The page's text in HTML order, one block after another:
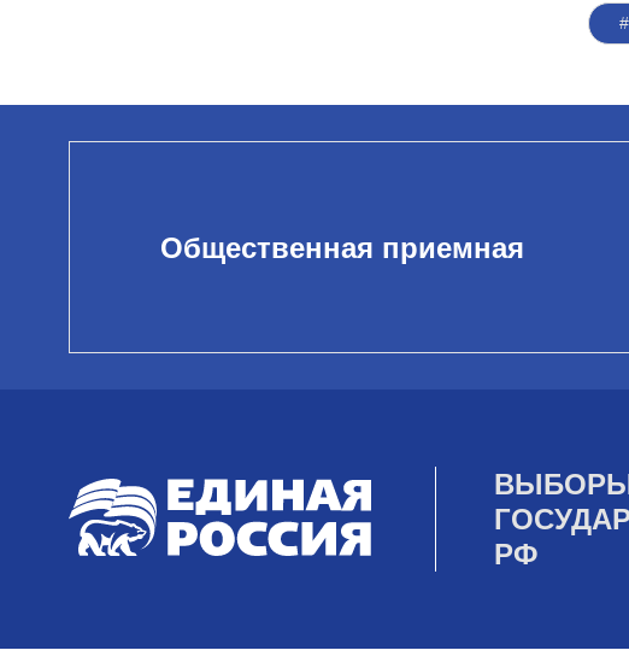
Общественная приемная
ВЫБОРЫ
РФ